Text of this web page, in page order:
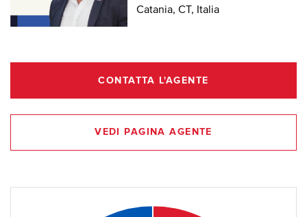
Catania, CT, Italia
CONTATTA L'AGENTE
VEDI PAGINA AGENTE